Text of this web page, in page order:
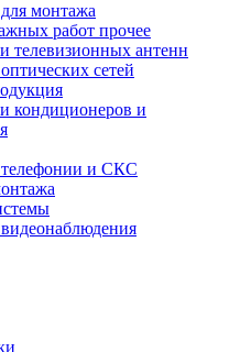
монтажа
работ прочее
телевизионных антенн
сетей
кондиционеров и
и СКС